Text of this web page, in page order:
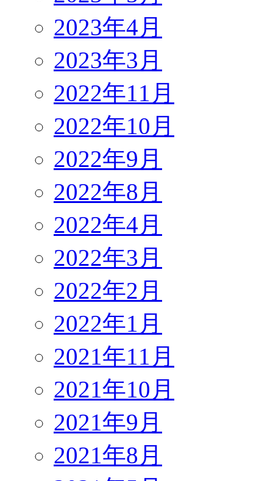
2023年4月
2023年3月
2022年11月
2022年10月
2022年9月
2022年8月
2022年4月
2022年3月
2022年2月
2022年1月
2021年11月
2021年10月
2021年9月
2021年8月